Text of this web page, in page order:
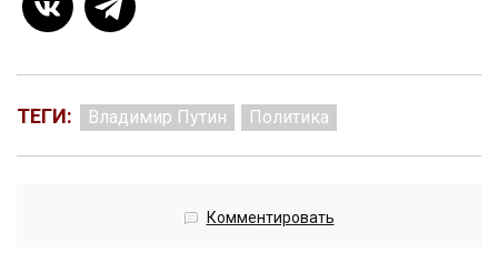
ТЕГИ: Владимир Путин Политика
Комментировать